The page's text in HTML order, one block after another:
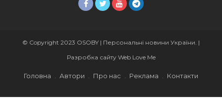
© Copyright 2023 OSOBY | Персональні новини України. |
Разробка сайтуWeb Love Me
Головна Автори Про нас Реклама Контакти